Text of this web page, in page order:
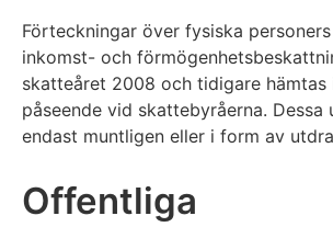
Förteckningar över fysiska
inkomst- och
skatteåret 2008 och tidigare hämtas
påseende vid skattebyråerna.
endast muntligen eller i form av
Offentliga